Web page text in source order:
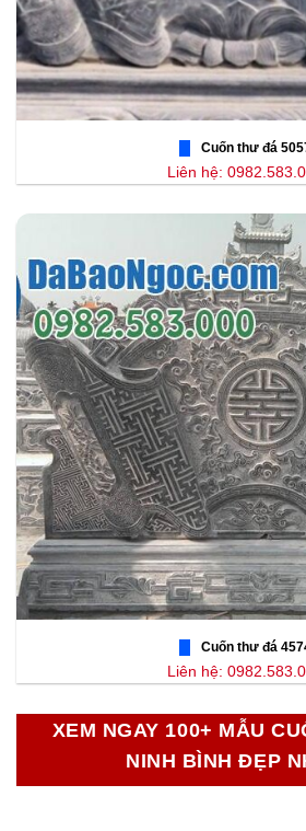
Cuốn thư đá
Liên hệ:
Cuốn thư đá
Liên hệ:
XEM NGAY 100+ MẪU
NINH BÌNH ĐẸP